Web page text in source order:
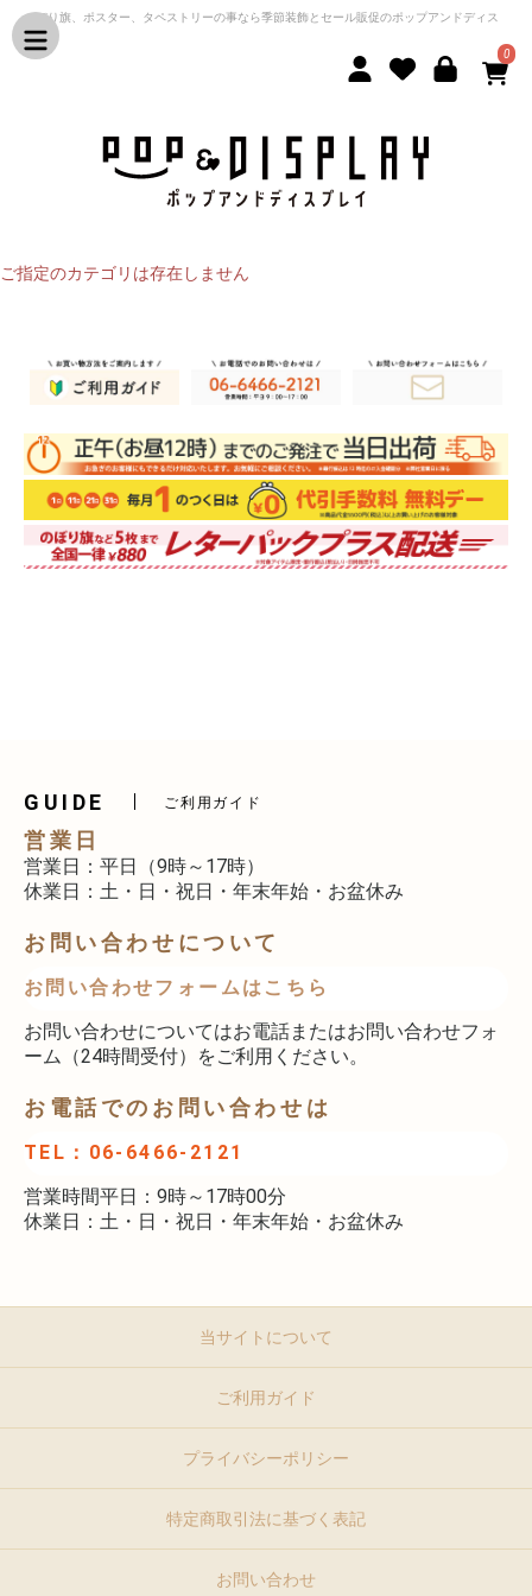
のぼり旗、ポスター、タペストリーの事なら季節装飾とセール販促のポップアンドディス
プレイ
0
ご指定のカテゴリは存在しません
GUIDE ご利用ガイド
営業日
営業日：平日（9時～17時）
休業日：土・日・祝日・年末年始・お盆休み
お問い合わせについて
お問い合わせフォームはこちら
お問い合わせについてはお電話またはお問い合わせフォ
ーム（24時間受付）をご利用ください。
お電話でのお問い合わせは
TEL：06-6466-2121
営業時間平日：9時～17時00分
休業日：土・日・祝日・年末年始・お盆休み
当サイトについて
ご利用ガイド
プライバシーポリシー
特定商取引法に基づく表記
お問い合わせ